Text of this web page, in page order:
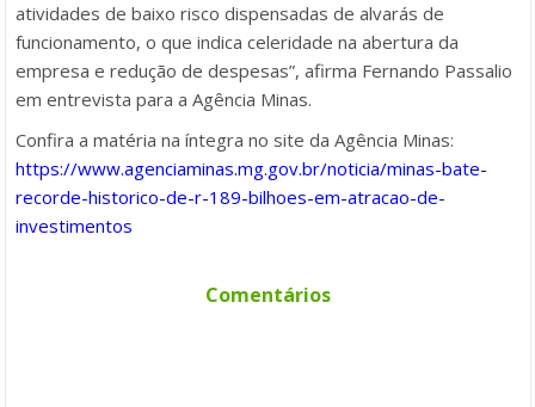
atividades de baixo risco dispensadas de alvarás de
funcionamento, o que indica celeridade na abertura da
empresa e redução de despesas”, afirma Fernando Passalio
em entrevista para a Agência Minas.
Confira a matéria na íntegra no site da Agência Minas:
https://www.agenciaminas.mg.gov.br/noticia/minas-bate-
recorde-historico-de-r-189-bilhoes-em-atracao-de-
investimentos
Comentários